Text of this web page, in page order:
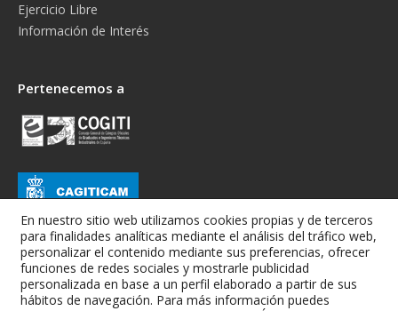
Ejercicio Libre
Información de Interés
Pertenecemos a
En nuestro sitio web utilizamos cookies propias y de terceros
para finalidades analíticas mediante el análisis del tráfico web,
personalizar el contenido mediante sus preferencias, ofrecer
funciones de redes sociales y mostrarle publicidad
personalizada en base a un perfil elaborado a partir de sus
hábitos de navegación. Para más información puedes